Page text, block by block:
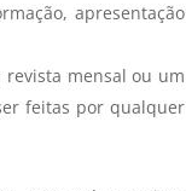
apresentação
revista mensal ou um
feitas por qualquer